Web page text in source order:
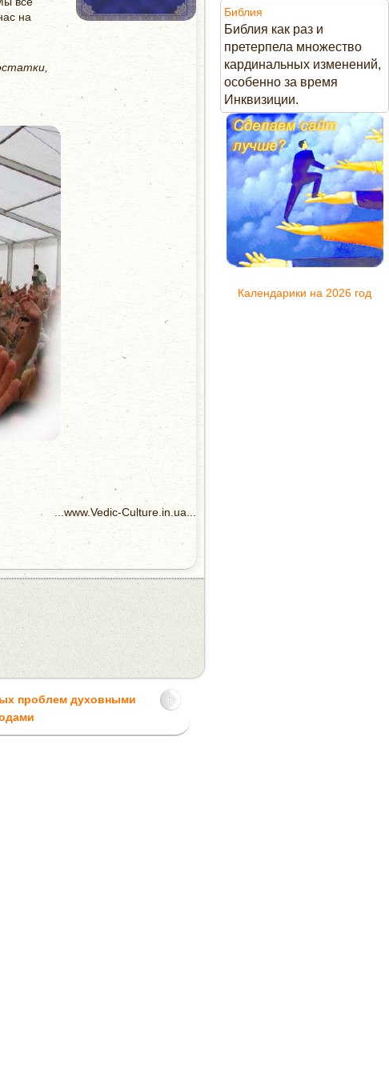
на
...www.Vedic-Culture.in.ua...
проблем духовными
Библия
Библия как раз и
претерпела множество
кардинальных изменений,
особенно за время
Инквизиции.
Календарики на 2026 год